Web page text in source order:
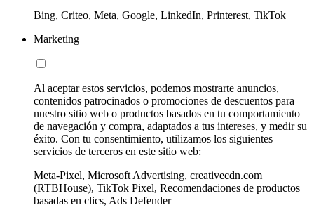
Bing, Criteo, Meta, Google, LinkedIn, Printerest, TikTok
Marketing
Al aceptar estos servicios, podemos mostrarte anuncios,
contenidos patrocinados o promociones de descuentos para
nuestro sitio web o productos basados en tu comportamiento
de navegación y compra, adaptados a tus intereses, y medir su
éxito. Con tu consentimiento, utilizamos los siguientes
servicios de terceros en este sitio web:
Meta-Pixel, Microsoft Advertising, creativecdn.com
(RTBHouse), TikTok Pixel, Recomendaciones de productos
basadas en clics, Ads Defender